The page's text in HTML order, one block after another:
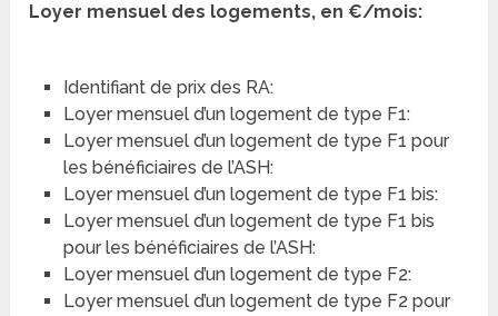
Loyer mensuel des logements, en €/mois:
Identifiant de prix des RA:
Loyer mensuel d’un logement de type F1:
Loyer mensuel d’un logement de type F1 pour
les bénéficiaires de l’ASH:
Loyer mensuel d’un logement de type F1 bis:
Loyer mensuel d’un logement de type F1 bis
pour les bénéficiaires de l’ASH:
Loyer mensuel d’un logement de type F2:
Loyer mensuel d’un logement de type F2 pour